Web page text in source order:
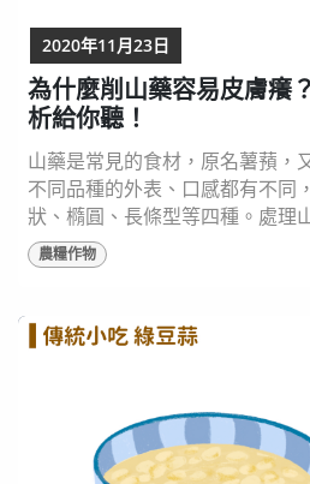
為什麼削山藥容易皮膚癢
析給你聽！
山藥是常見的食材，原名薯蕷，
不同品種的外表、口感都有不同
狀、橢圓、長條型等四種。處理
甚至發生紅斑等類過敏現象，這
皂素是手癢的元兇 未烹煮過的山
紅、癢的狀況，這就是許多人處
的原因。 避免手癢紅腫的方式 這
農糧作物
2020年11月23日